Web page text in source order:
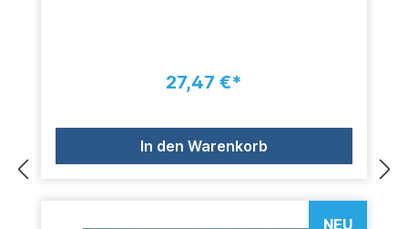
27,47 €*
In den Warenkorb
NEU